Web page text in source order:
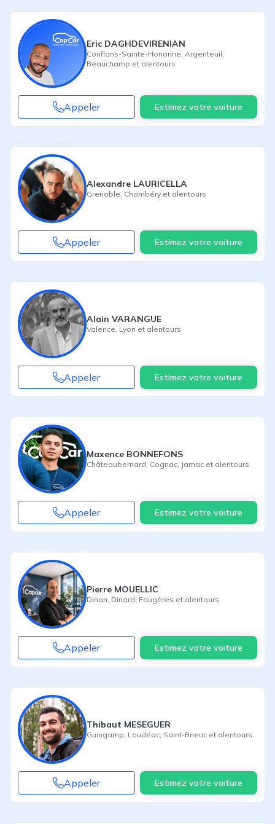
Eric DAGHDEVIRENIAN
Conflans-Sainte-Honorine Argenteuil
Beauchamp et alentours
Appeler Estimez votre voiture
Alexandre LAURICELLA
Grenoble Chambéry et alentours
Appeler Estimez votre voiture
Alain VARANGUE
Valence Lyon et alentours
Appeler Estimez votre voiture
Maxence BONNEFONS
Châteaubernard Cognac Jarnac et alentours
Appeler Estimez votre voiture
Pierre MOUELLIC
Dinan Dinard Fougères et alentours
Appeler Estimez votre voiture
Thibaut MESEGUER
Guingamp Loudéac Saint-Brieuc et alentours
Appeler Estimez votre voiture